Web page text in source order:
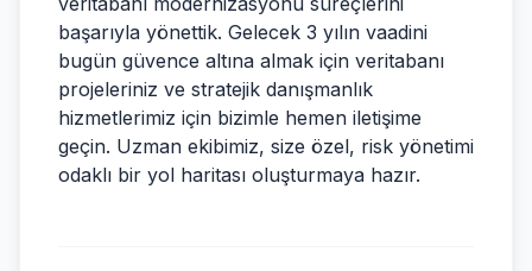
başarıyla yönettik. Gelecek 3 yılın vaadini
bugün güvence altına almak için veritabanı
projeleriniz ve stratejik danışmanlık
hizmetlerimiz için bizimle hemen iletişime
geçin. Uzman ekibimiz, size özel, risk yönetimi
odaklı bir yol haritası oluşturmaya hazır.